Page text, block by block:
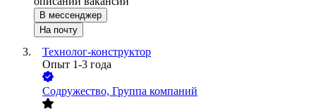
В мессенджер
На почту
Технолог-конструктор
Опыт 1-3 года
Содружество, Группа компаний